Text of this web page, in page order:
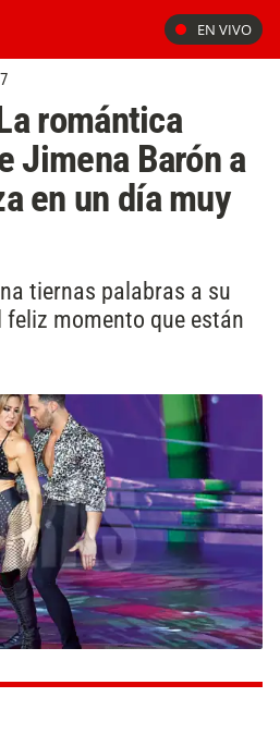
EN VIVO
romántica
Jimena Barón a
en un día muy
tiernas palabras a su
momento que están